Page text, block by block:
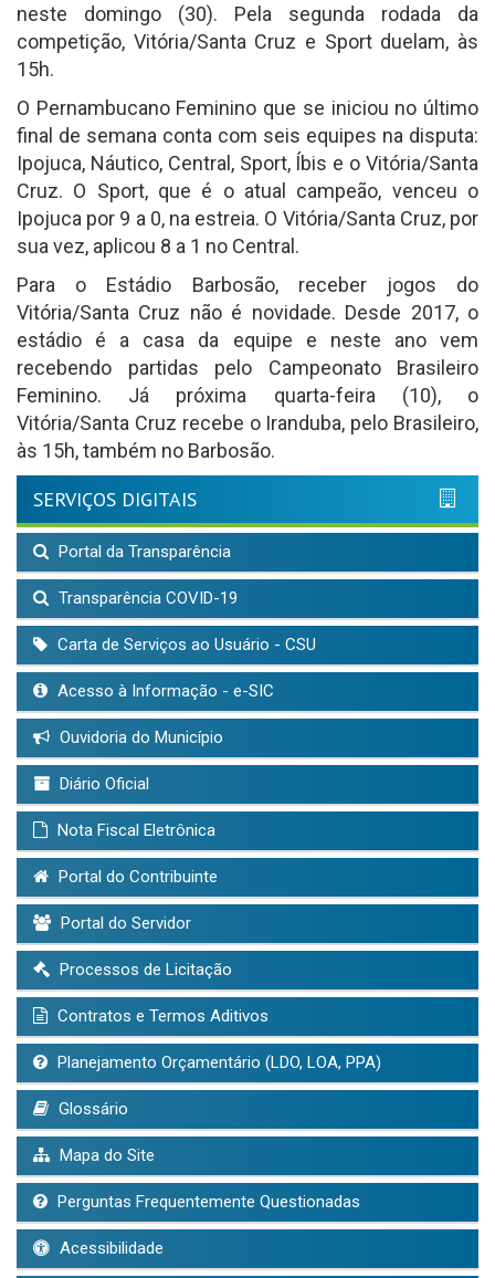
neste domingo (30). Pela segunda rodada da
competição, Vitória/Santa Cruz e Sport duelam, às
15h.
O Pernambucano Feminino que se iniciou no último
final de semana conta com seis equipes na disputa:
Ipojuca, Náutico, Central, Sport, Íbis e o Vitória/Santa
Cruz. O Sport, que é o atual campeão, venceu o
Ipojuca por 9 a 0, na estreia. O Vitória/Santa Cruz, por
sua vez, aplicou 8 a 1 no Central.
Para o Estádio Barbosão, receber jogos do
Vitória/Santa Cruz não é novidade. Desde 2017, o
estádio é a casa da equipe e neste ano vem
recebendo partidas pelo Campeonato Brasileiro
Feminino. Já próxima quarta-feira (10), o
Vitória/Santa Cruz recebe o Iranduba, pelo Brasileiro,
às 15h, também no Barbosão.
SERVIÇOS DIGITAIS
Portal da Transparência
Transparência COVID-19
Carta de Serviços ao Usuário - CSU
Acesso à Informação - e-SIC
Ouvidoria do Município
Diário Oficial
Nota Fiscal Eletrônica
Portal do Contribuinte
Portal do Servidor
Processos de Licitação
Contratos e Termos Aditivos
Planejamento Orçamentário (LDO, LOA, PPA)
Glossário
Mapa do Site
Perguntas Frequentemente Questionadas
Acessibilidade